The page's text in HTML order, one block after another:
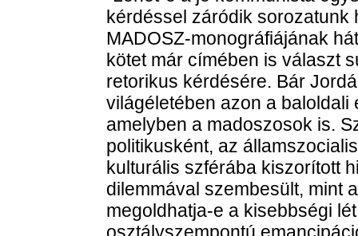
kérdéssel záródik
MADOSZ-monográfiájának
kötet már címében is választ
retorikus kérdésére. Bár
világéletében azon a
amelyben a madoszosok is.
politikusként, az
kulturális szférába kiszorított
dilemmával szembesült, mint
megoldhatja-e a kisebbségi